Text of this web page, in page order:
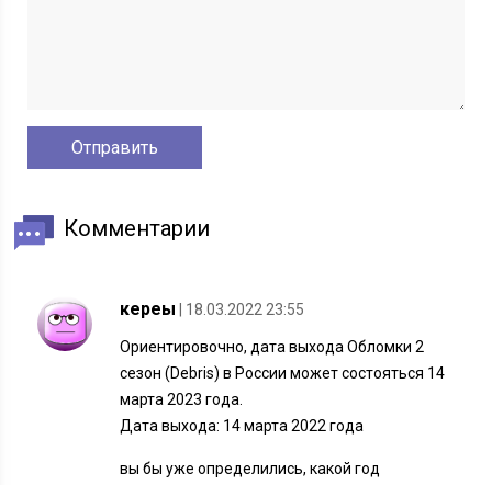
Комментарии
кереы | 18.03.2022 23:55
Ориентировочно, дата выхода Обломки 2
сезон (Debris) в России может состояться 14
марта 2023 года.
Дата выхода: 14 марта 2022 года
вы бы уже определились, какой год